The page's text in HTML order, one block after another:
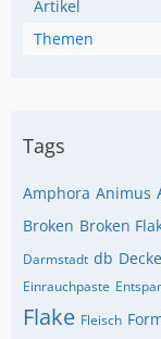
Artikel
Themen
Tags
Amphora Animus
Broken Broken
Darmstadt db
Einrauchpaste
Flake Fleisch